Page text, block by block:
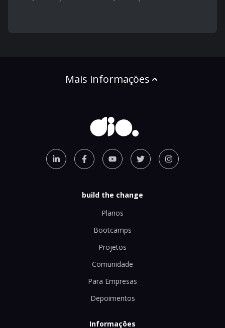
Mais informações
build the change
Planos
Bootcamps
Projetos
Comunidade
Para Empresas
Depoimentos
Informações